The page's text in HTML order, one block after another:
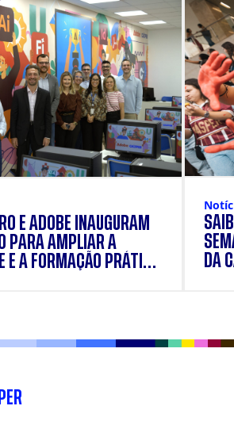
E ADOBE INAUGURAM
PARA AMPLIAR A
E A FORMAÇÃO PRÁTICA
DA